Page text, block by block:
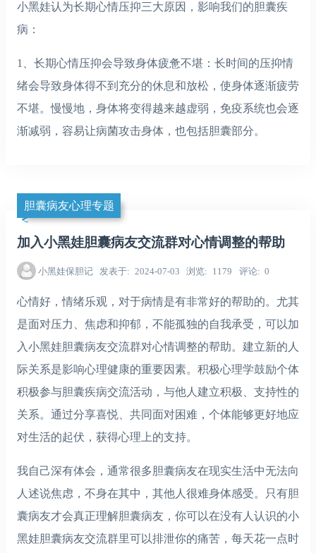
小黑娃认为长期心情压抑三大原因，影响我们的胆囊疾
病：
1、长期心情压抑会导致身体疲惫不堪：长时间的压抑情
绪会导致身体得不到充分的休息和放松，使身体逐渐疲劳
不堪。慢慢地，身体将变得越来越虚弱，免疫系统也会逐
渐减弱，容易让病菌攻击身体，也包括胆囊部分。
胆囊病友心理专题
加入小黑娃胆囊病友交流群对心情调整的帮助
小黑娃保胆记 发表于 2024-07-03 浏览 1179 评论 0
心情好，情绪乐观，对于病情是有非常好的帮助的。尤其
是面对压力、焦虑和抑郁，不能孤独的自我承受，可以加
入小黑娃胆囊病友交流群对心情调整的帮助。建立新的人
际关系是影响心理健康的重要因素。积极心理学鼓励个体
积极参与胆囊疾病交流活动，与他人建立积极、支持性的
关系。通过分享喜悦、共同面对困难，个体能够更好地应
对生活的起伏，获得心理上的支持。
我自己深有体会，通常很多胆囊病友在现实生活中无法向
人述说焦虑，不身在其中，其他人很难身体感受。只有胆
囊病友才会真正理解胆囊病友，你可以在没有人认识的小
黑娃胆囊病友交流群里可以排泄你的痛苦，每天花一点时